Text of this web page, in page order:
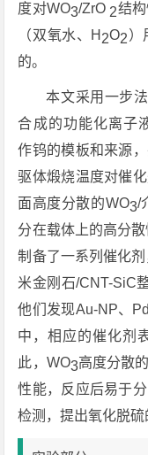
度对WO3/ZrO 2结
（双氧水、H 2O2）
的。
本文采用一步
合成的功能化离子
作钨的模板和来源
驱体煅烧温度对催
面高度分散的WO3/
分在载体上的高分
制备了一系列催化
米金刚石/CNT-SiC
他们发现Au-NP、
中，相应的催化剂
此，WO3高度分散
性能，反应后易于
检测，提出氧化脱硫